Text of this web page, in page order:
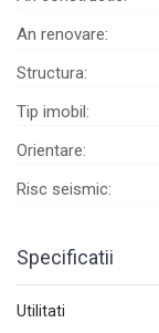
An renovare:
Structura:
Tip imobil:
Orientare:
Risc seismic:
Specificatii
Utilitati